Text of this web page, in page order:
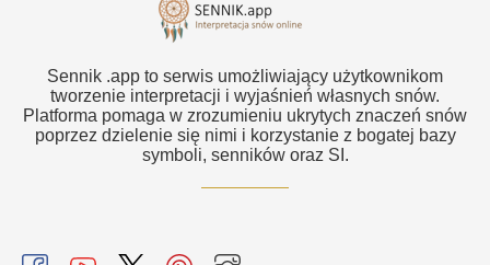
Sennik .app to serwis umożliwiający użytkownikom
tworzenie interpretacji i wyjaśnień własnych snów.
Platforma pomaga w zrozumieniu ukrytych znaczeń snów
poprzez dzielenie się nimi i korzystanie z bogatej bazy
symboli, senników oraz SI.